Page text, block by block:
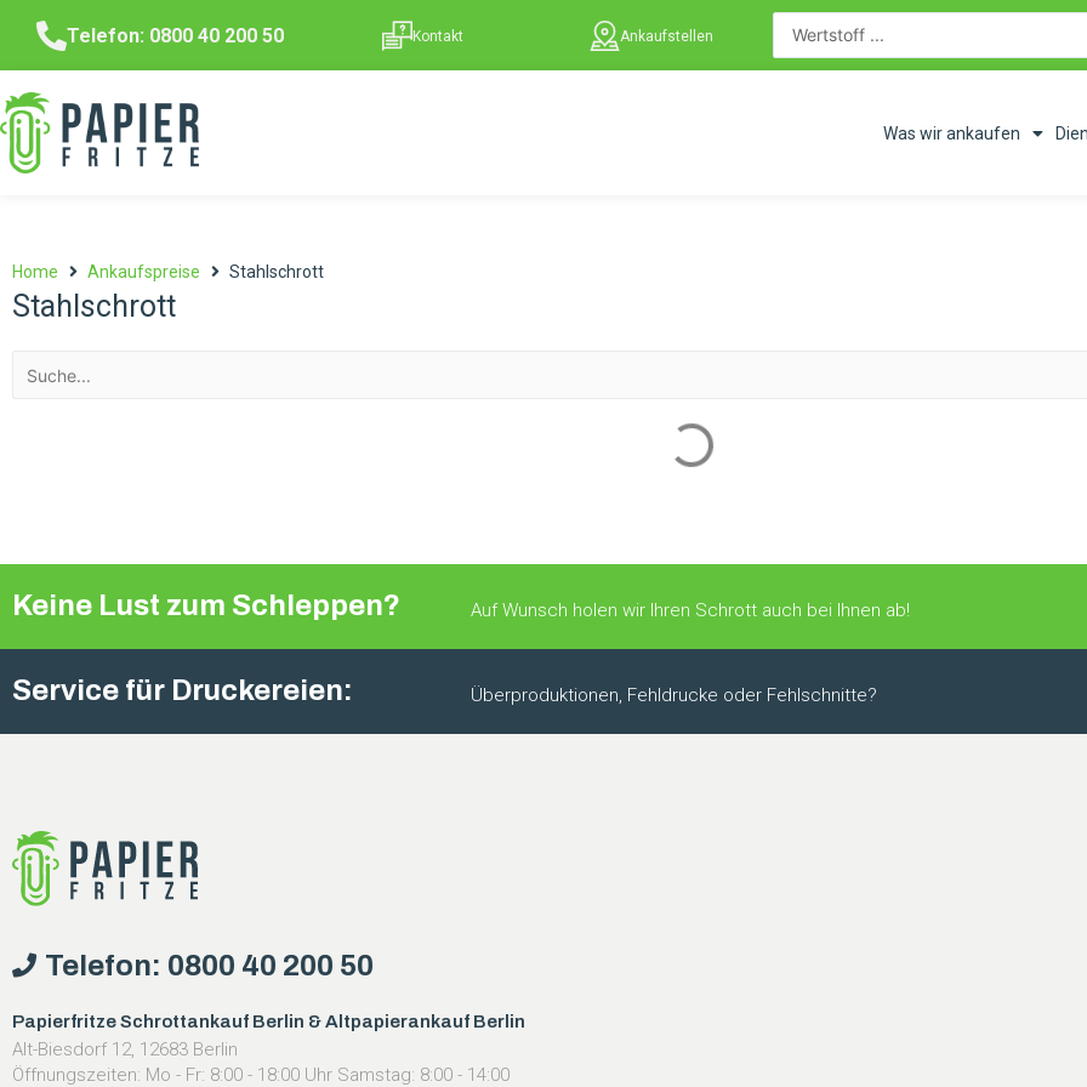
Telefon: 0800 40 200 50 Kontakt Ankaufstellen
Was wir ankaufen
Stahlschrott
Home Ankaufspreise Stahlschrott
Keine Lust zum Schleppen? Auf Wunsch holen wir Ihren Schrott auch bei Ihnen ab!
Service für Druckereien: Überproduktionen, Fehldrucke oder Fehlschnitte?
Telefon: 0800 40 200 50
Papierfritze Schrottankauf Berlin & Altpapierankauf Berlin
Alt-Biesdorf 12, 12683 Berlin
Öffnungszeiten: Mo - Fr: 8:00 - 18:00 Uhr Samstag: 8:00 - 14:00